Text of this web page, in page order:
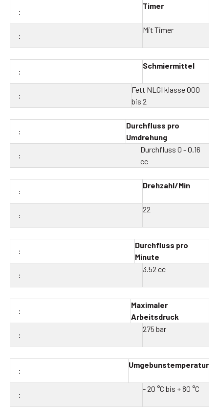
Timer
Mit Timer
Schmiermittel
Fett NLGI klasse 000
bis 2
Durchfluss pro
Umdrehung
Durchfluss 0 - 0.16
cc
Drehzahl/Min
22
Durchfluss pro
Minute
3.52 cc
Maximaler
Arbeitsdruck
275 bar
Umgebunstemperatur
- 20 °C bis + 80 °C